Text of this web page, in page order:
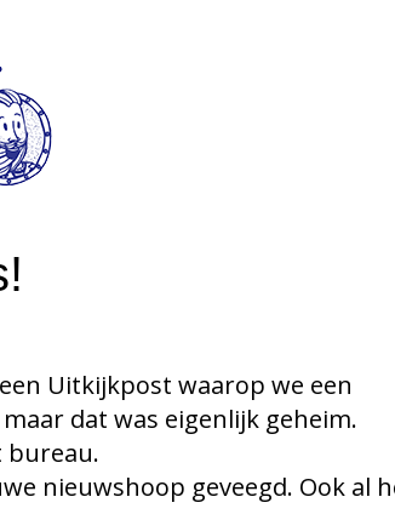
Uitkijkpost waarop we een
dat was eigenlijk geheim.
bureau.
nieuwshoop geveegd. Ook al